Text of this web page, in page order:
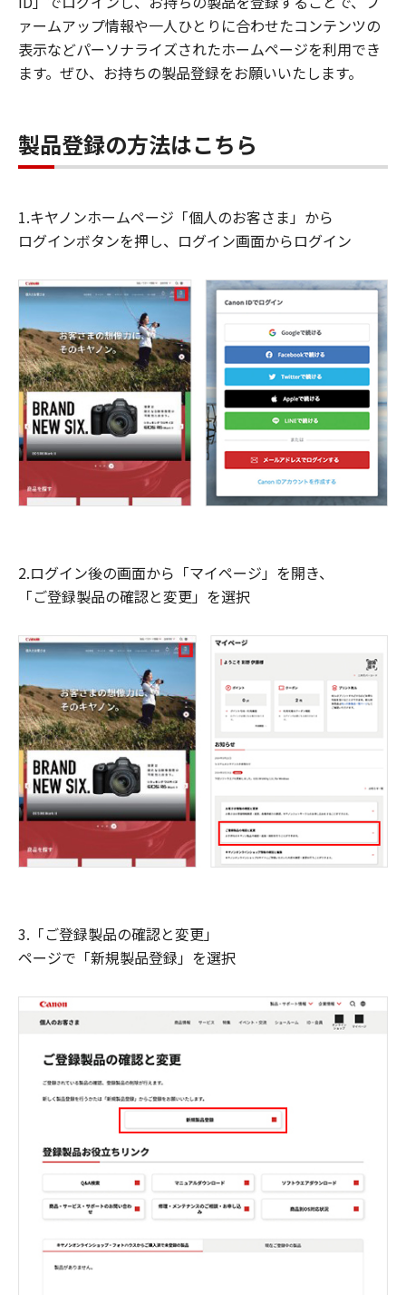
ァームアップ情報や一人ひとりに合わせたコンテンツの
表示などパーソナライズされたホームページを利用でき
ます。ぜひ、お持ちの製品登録をお願いいたします。
製品登録の方法はこちら
1.キヤノンホームページ「個人のお客さま」から
ログインボタンを押し、ログイン画面からログイン
2.ログイン後の画面から「マイページ」を開き、
「ご登録製品の確認と変更」を選択
3.「ご登録製品の確認と変更」
ページで「新規製品登録」を選択